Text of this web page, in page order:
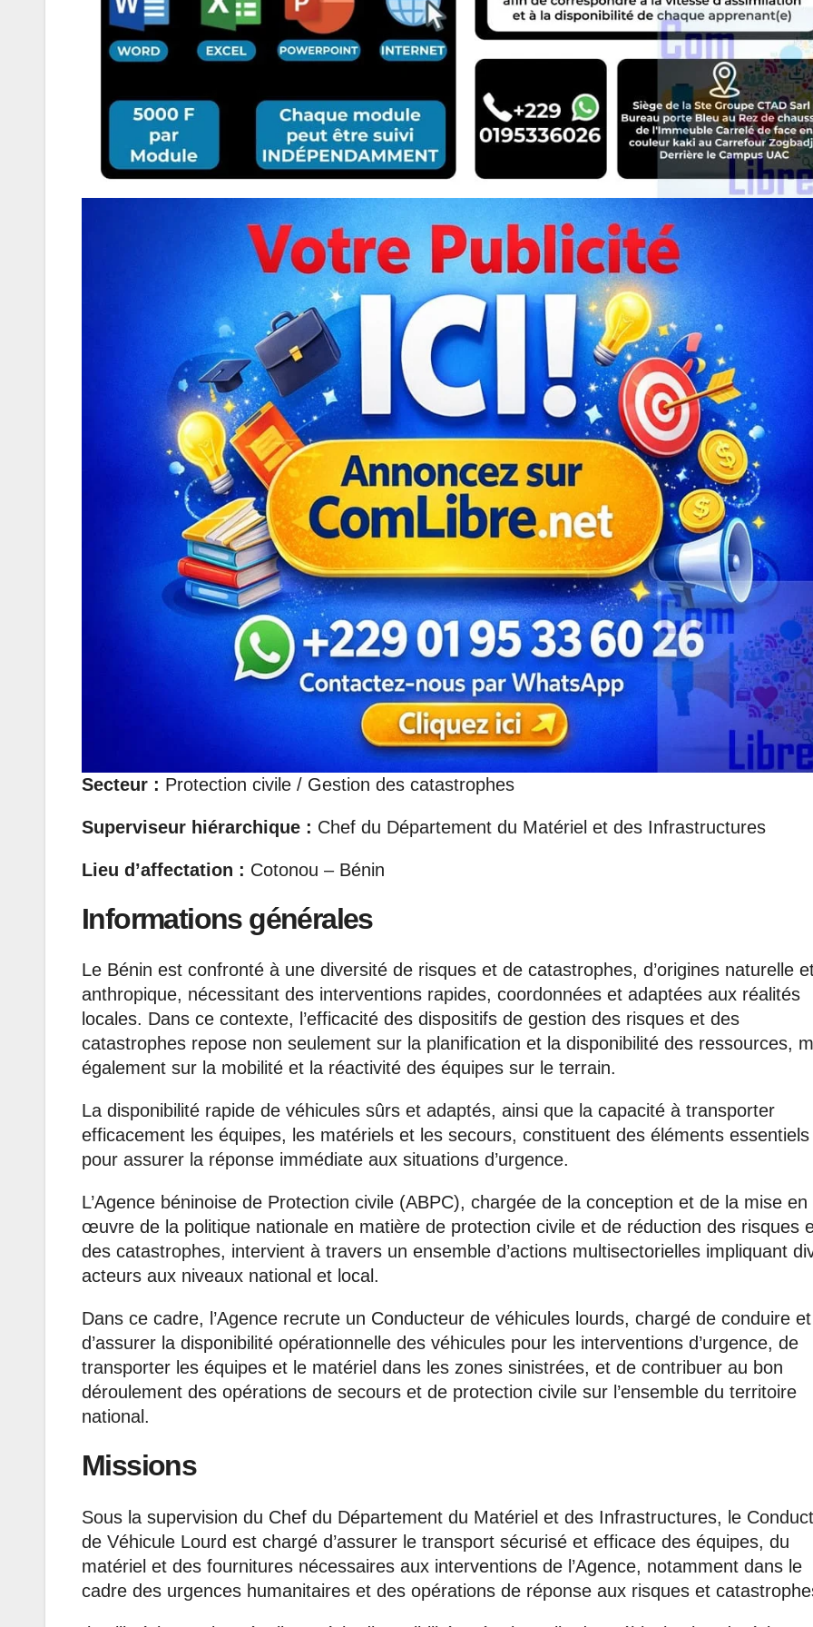
Secteur : Protection civile / Gestion des catastrophes
Superviseur hiérarchique : Chef du Département du Matériel et des Infrastructures
Lieu d’affectation : Cotonou – Bénin
Informations générales
Le Bénin est confronté à une diversité de risques et de catastrophes, d’origines naturelle
anthropique, nécessitant des interventions rapides, coordonnées et adaptées aux réalités
locales. Dans ce contexte, l’efficacité des dispositifs de gestion des risques et des
catastrophes repose non seulement sur la planification et la disponibilité des ressources,
également sur la mobilité et la réactivité des équipes sur le terrain.
La disponibilité rapide de véhicules sûrs et adaptés, ainsi que la capacité à transporter
efficacement les équipes, les matériels et les secours, constituent des éléments essentiels
pour assurer la réponse immédiate aux situations d’urgence.
L’Agence béninoise de Protection civile (ABPC), chargée de la conception et de la mise en
œuvre de la politique nationale en matière de protection civile et de réduction des risques
des catastrophes, intervient à travers un ensemble d’actions multisectorielles impliquant
acteurs aux niveaux national et local.
Dans ce cadre, l’Agence recrute un Conducteur de véhicules lourds, chargé de conduire et
d’assurer la disponibilité opérationnelle des véhicules pour les interventions d’urgence, de
transporter les équipes et le matériel dans les zones sinistrées, et de contribuer au bon
déroulement des opérations de secours et de protection civile sur l’ensemble du territoire
national.
Missions
Sous la supervision du Chef du Département du Matériel et des Infrastructures, le
de Véhicule Lourd est chargé d’assurer le transport sécurisé et efficace des équipes, du
matériel et des fournitures nécessaires aux interventions de l’Agence, notamment dans le
cadre des urgences humanitaires et des opérations de réponse aux risques et